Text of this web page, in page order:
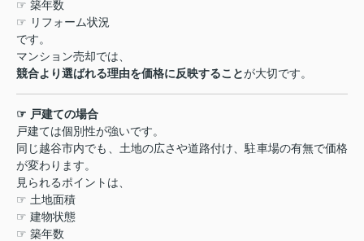
☞ 築年数
☞ リフォーム状況
です。
マンション売却では、
競合より選ばれる理由を価格に反映することが大切です。
☞ 戸建ての場合
戸建ては個別性が強いです。
同じ越谷市内でも、土地の広さや道路付け、駐車場の有無で価格
が変わります。
見られるポイントは、
☞ 土地面積
☞ 建物状態
☞ 築年数